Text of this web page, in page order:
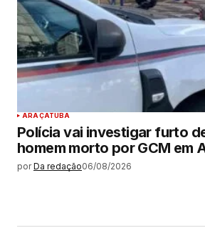
ARAÇATUBA
Polícia vai investigar furto
homem morto por GCM em
por Da redação06/08/2026